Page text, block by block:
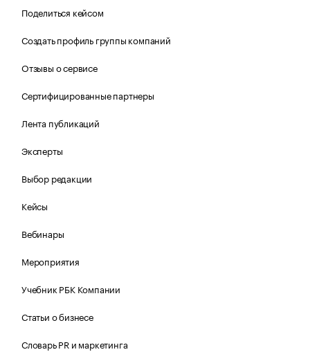
Поделиться кейсом
Создать профиль группы компаний
Отзывы о сервисе
Сертифицированные партнеры
Лента публикаций
Эксперты
Выбор редакции
Кейсы
Вебинары
Мероприятия
Учебник РБК Компании
Статьи о бизнесе
Словарь PR и маркетинга